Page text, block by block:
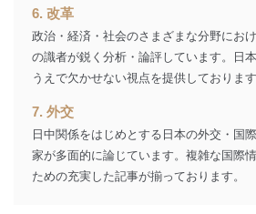
ータ（開示対象個人情報）の利用目
なお、6、7については、パートナー
各SNS運営会社様にご請求いただき
ます。
３．個人情報の第三者提供について
当社は、取得した個人情報を適切に
本人の同意を得ることなく第三者に
ません。ただし、次の場合は除きます
6. 改革
政治・経済・社会のさまざまな分野にお
の識者が鋭く分析・論評しています。日
うえで欠かせない視点を提供しております
7. 外交
日中関係をはじめとする日本の外交・国
家が多面的に論じています。複雑な国際
ための充実した記事が揃っております。